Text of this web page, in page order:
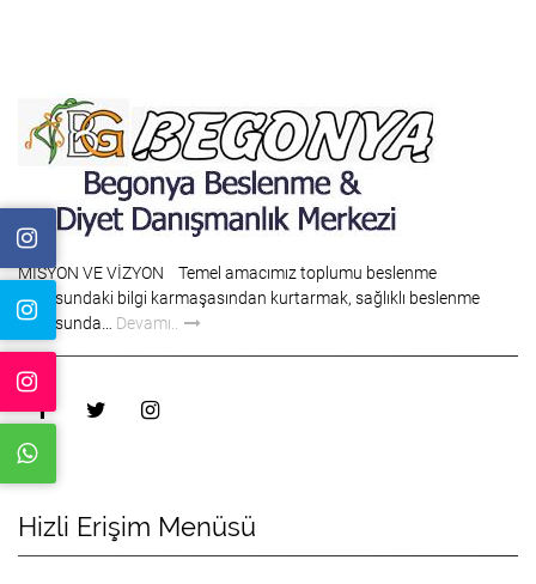
MİSYON VE VİZYON Temel amacımız toplumu beslenme
konusundaki bilgi karmaşasından kurtarmak, sağlıklı beslenme
konusunda… Devamı..
Hizli Erişim Menüsü